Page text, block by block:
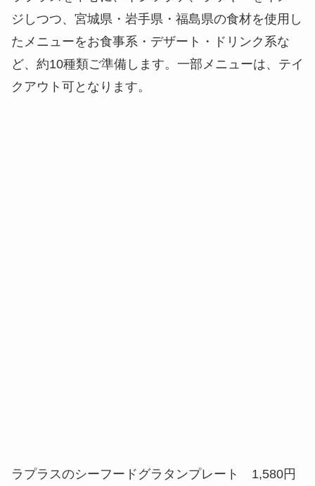
ジしつつ、宮城県・岩手県・福島県の食材を使用し
たメニューをお食事系・デザート・ドリンク系な
ど、約10種類ご準備します。一部メニューは、テイ
クアウト可となります。